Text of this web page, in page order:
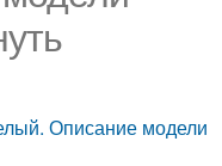
Описание модели